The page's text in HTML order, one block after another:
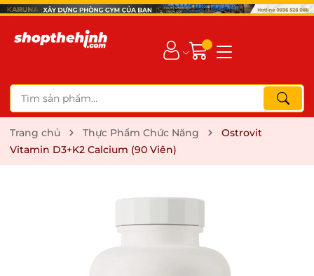
Trang chủ Thực Phẩm Chức Năng
Ostrovit
Vitamin D3+K2 Calcium (90 Viên)